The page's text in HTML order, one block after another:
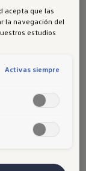
Web, el
a hacer un
acepta que las
la navegación del
estudios
Activas siempre